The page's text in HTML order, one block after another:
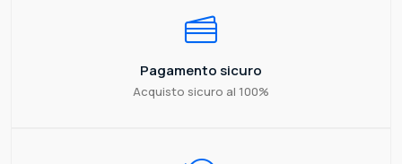
Pagamento sicuro
Acquisto sicuro al 100%